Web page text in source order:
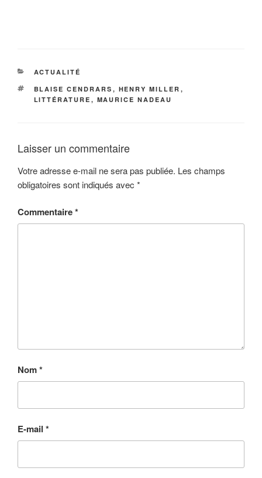
CATÉGORIES
ACTUALITÉ
ÉTIQUETTES
BLAISE CENDRARS , HENRY MILLER ,
LITTÉRATURE , MAURICE NADEAU
Laisser un commentaire
Votre adresse e-mail ne sera pas publiée. Les champs
obligatoires sont indiqués avec *
Commentaire*
Nom*
E-mail *